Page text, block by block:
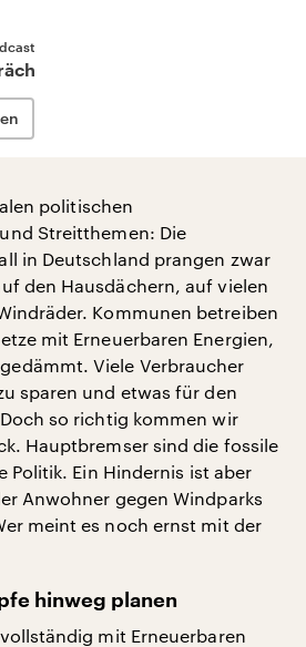
politischen
Streitthemen: Die
in Deutschland prangen zwar
den Hausdächern, auf vielen
Kommunen betreiben
mit Erneuerbaren Energien,
Viele Verbraucher
sparen und etwas für den
so richtig kommen wir
Hauptbremser sind die fossile
Politik. Ein Hindernis ist aber
Anwohner gegen Windparks
meint es noch ernst mit der
hinweg planen
mit Erneuerbaren